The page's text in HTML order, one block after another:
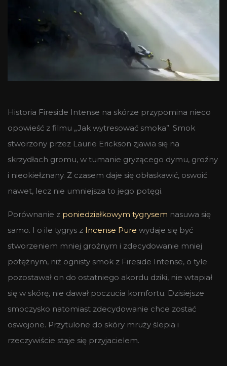
Historia Fireside Intense na skórze przypomina nieco
opowieść z filmu „Jak wytresować smoka”. Smok
stworzony przez Laurie Erickson zjawia się na
skrzydłach gromu, w tumanie gryzącego dymu, groźny
i nieokiełznany. Z czasem daje się obłaskawić, oswoić
nawet, lecz nie umniejsza to jego potęgi.
Porównanie z poniedziałkowym tygrysem nasuwa się
samo. I o ile tygrys z Incense Pure wydaje się być
stworzeniem mniej groźnym i zdecydowanie mniej
potężnym, niż ognisty smok z Fireside Intense, o tyle
pozostawał on do ostatniego akordu dziki, nie wtapiał
się w skórę, nie dawał poczucia komfortu. Dzisiejsze
smoczysko natomiast zdecydowanie chce zostać
oswojone. Przytulone do skóry mruży ślepia i
rzeczywiście staje się przyjacielem.